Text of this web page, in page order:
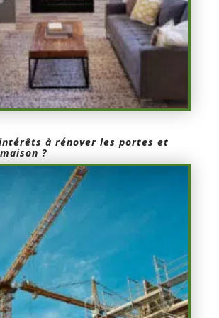
à rénover les portes et
?